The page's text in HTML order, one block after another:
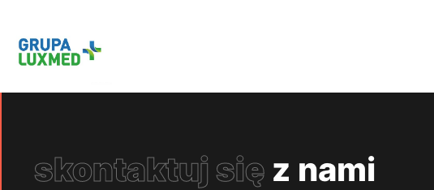
skontaktuj się z nami